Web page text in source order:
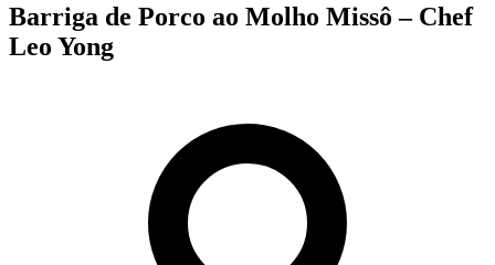
Barriga de Porco ao Molho Missô – Chef
Leo Yong